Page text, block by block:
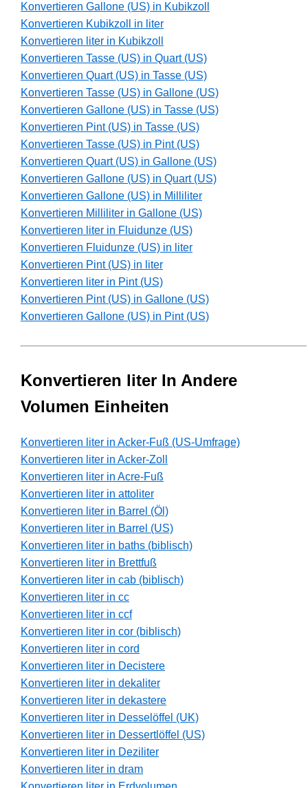
Konvertieren Gallone (US) in Kubikzoll
Konvertieren Kubikzoll in liter
Konvertieren liter in Kubikzoll
Konvertieren Tasse (US) in Quart (US)
Konvertieren Quart (US) in Tasse (US)
Konvertieren Tasse (US) in Gallone (US)
Konvertieren Gallone (US) in Tasse (US)
Konvertieren Pint (US) in Tasse (US)
Konvertieren Tasse (US) in Pint (US)
Konvertieren Quart (US) in Gallone (US)
Konvertieren Gallone (US) in Quart (US)
Konvertieren Gallone (US) in Milliliter
Konvertieren Milliliter in Gallone (US)
Konvertieren liter in Fluidunze (US)
Konvertieren Fluidunze (US) in liter
Konvertieren Pint (US) in liter
Konvertieren liter in Pint (US)
Konvertieren Pint (US) in Gallone (US)
Konvertieren Gallone (US) in Pint (US)
Konvertieren liter In Andere
Volumen Einheiten
Konvertieren liter in Acker-Fuß (US-Umfrage)
Konvertieren liter in Acker-Zoll
Konvertieren liter in Acre-Fuß
Konvertieren liter in attoliter
Konvertieren liter in Barrel (Öl)
Konvertieren liter in Barrel (US)
Konvertieren liter in baths (biblisch)
Konvertieren liter in Brettfuß
Konvertieren liter in cab (biblisch)
Konvertieren liter in cc
Konvertieren liter in ccf
Konvertieren liter in cor (biblisch)
Konvertieren liter in cord
Konvertieren liter in Decistere
Konvertieren liter in dekaliter
Konvertieren liter in dekastere
Konvertieren liter in Desselöffel (UK)
Konvertieren liter in Dessertlöffel (US)
Konvertieren liter in Deziliter
Konvertieren liter in dram